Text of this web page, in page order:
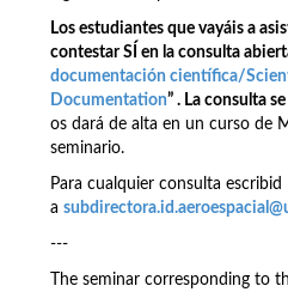
Los estudiantes que vayáis a
contestar SÍ en la consulta
documentación científica/
Documentation” . La consulta
os dará de alta en un curso de
seminario.
Para cualquier consulta escribid
a
---
The seminar corresponding to